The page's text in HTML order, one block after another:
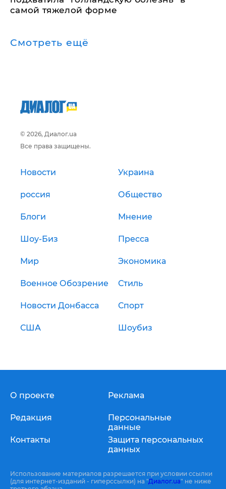
самой тяжелой форме
Смотреть ещё
© 2026, Диалог.ua
Все права защищены.
Новости Украина
россия Общество
Блоги Мнение
Шоу-Биз Пресса
Мир Экономика
Военное Обозрение Стиль
Новости Донбасса Спорт
США Шоубиз
О проекте
Редакция
Контакты
Реклама
Персональные
данные
Защита персональных
данных
Использование материалов разрешается при условии ссылки
(для интернет-изданий - гиперссылки) на "Диалог.ua" не ниже